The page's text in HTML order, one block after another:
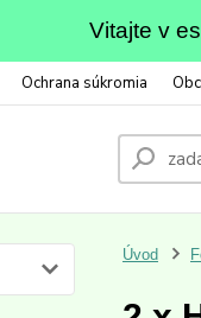
Vitajte v
Ochrana súkromia
Úvod